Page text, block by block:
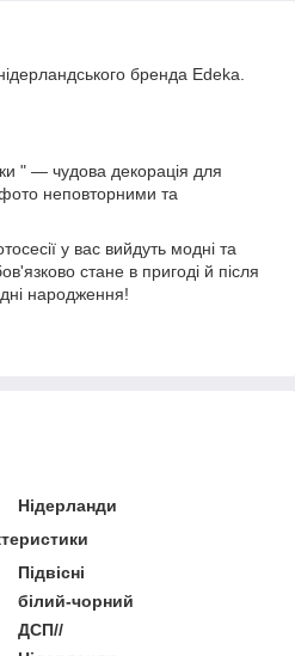
бренда Edeka.
" — чудова декорація для
неповторними та
у вас вийдуть модні та
стане в пригоді й після
народження!
Нідерланди
Підвісні
білий-чорний
ДСП//